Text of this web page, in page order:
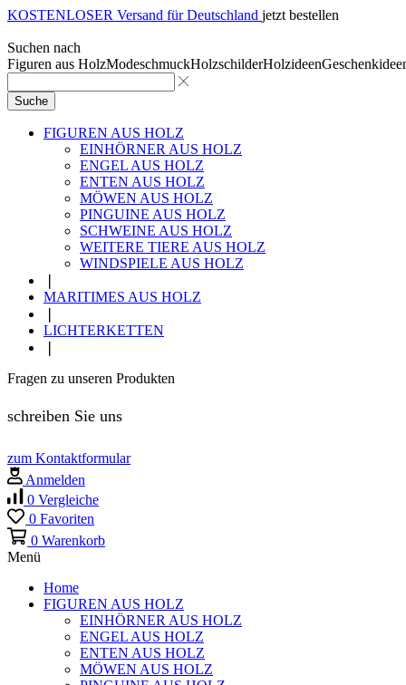
KOSTENLOSER Versand für Deutschland jetzt bestellen
Suchen nach
Figuren aus HolzModeschmuckHolzschilderHolzideen
Suche
FIGUREN AUS HOLZ
EINHÖRNER AUS HOLZ
ENGEL AUS HOLZ
ENTEN AUS HOLZ
MÖWEN AUS HOLZ
PINGUINE AUS HOLZ
SCHWEINE AUS HOLZ
WEITERE TIERE AUS HOLZ
WINDSPIELE AUS HOLZ
MARITIMES AUS HOLZ
LICHTERKETTEN
Fragen zu unseren Produkten
schreiben Sie uns
zum Kontaktformular
Anmelden
0 Vergleiche
0 Favoriten
0 Warenkorb
Menü
Home
FIGUREN AUS HOLZ
EINHÖRNER AUS HOLZ
ENGEL AUS HOLZ
ENTEN AUS HOLZ
MÖWEN AUS HOLZ